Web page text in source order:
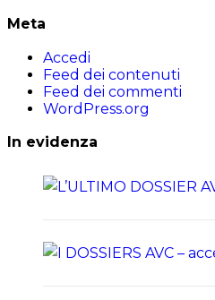
Meta
Accedi
Feed dei contenuti
Feed dei commenti
WordPress.org
In evidenza